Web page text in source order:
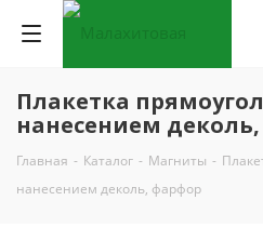
Плакетка
нанесением
Главная - Каталог - Магниты -
нанесением деколь, фарфор